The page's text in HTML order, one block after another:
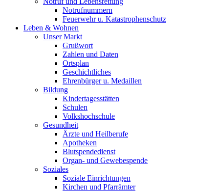
Notrufnummern
Feuerwehr u. Katastrophenschutz
Leben & Wohnen
Unser Markt
Grußwort
Zahlen und Daten
Ortsplan
Geschichtliches
Ehrenbürger u. Medaillen
Bildung
Kindertagesstätten
Schulen
Volkshochschule
Gesundheit
Ärzte und Heilberufe
Apotheken
Blutspendedienst
Organ- und Gewebespende
Soziales
Soziale Einrichtungen
Kirchen und Pfarrämter